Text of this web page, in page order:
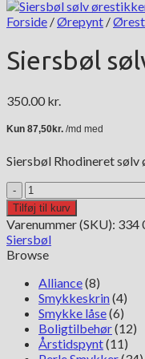
Forside /Ørepynt /
Siersbøl
350.00 kr.
Siersbøl Rhodineret
Siersbøl
sølv
ørestikker
334
009
antal
Tilføj til kurv
Varenummer (SKU): 334
Siersbøl
Browse
Alliance(8)
Smykkeskrin(4)
Smykke låse(6)
Boligtilbehør(12)
Årstidspynt(11)